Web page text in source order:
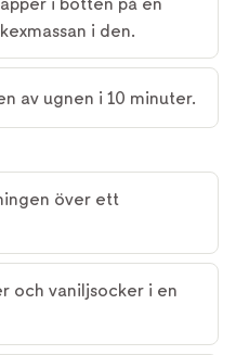
i den.
av ugnen i 10 minuter.
över ett
och vaniljsocker i en